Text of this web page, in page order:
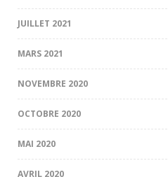
JUILLET 2021
MARS 2021
NOVEMBRE 2020
OCTOBRE 2020
MAI 2020
AVRIL 2020